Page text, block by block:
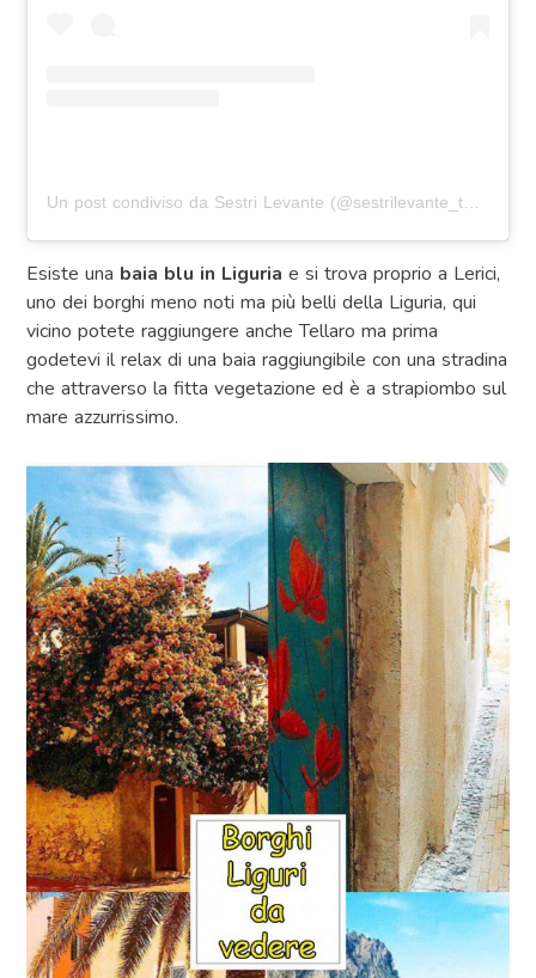
Un post condiviso da Sestri Levante (@sestrilevante_turismo)
Esiste una baia blu in Liguria e si trova proprio a Lerici,
uno dei borghi meno noti ma più belli della Liguria, qui
vicino potete raggiungere anche Tellaro ma prima
godetevi il relax di una baia raggiungibile con una stradina
che attraverso la fitta vegetazione ed è a strapiombo sul
mare azzurrissimo.